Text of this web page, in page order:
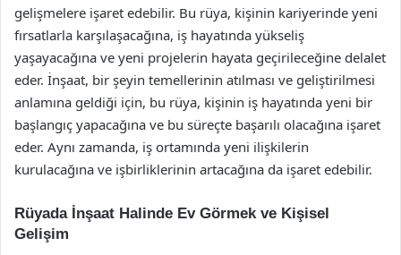
gelişmelere işaret edebilir. Bu rüya, kişinin kariyerinde yeni
fırsatlarla karşılaşacağına, iş hayatında yükseliş
yaşayacağına ve yeni projelerin hayata geçirileceğine delalet
eder. İnşaat, bir şeyin temellerinin atılması ve geliştirilmesi
anlamına geldiği için, bu rüya, kişinin iş hayatında yeni bir
başlangıç yapacağına ve bu süreçte başarılı olacağına işaret
eder. Aynı zamanda, iş ortamında yeni ilişkilerin
kurulacağına ve işbirliklerinin artacağına da işaret edebilir.
Rüyada İnşaat Halinde Ev Görmek ve Kişisel
Gelişim